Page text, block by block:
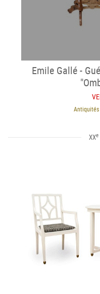
Emile Gallé -
Antiquités
XXe